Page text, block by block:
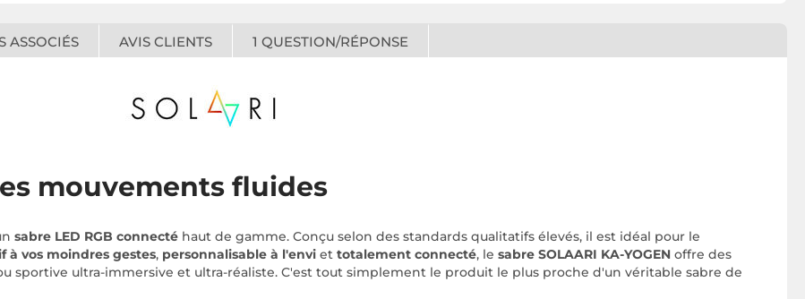
ASSOCIÉS AVIS CLIENTS 1 QUESTION/RÉPONSE
mouvements fluides
sabre LED RGB connecté haut de gamme. Conçu selon des standards qualitatifs élevés, il est idéal pour le
à vos moindres gestes, personnalisable à l'envi et totalement connecté, le sabre SOLAARI KA-YOGEN offre des
sportive ultra-immersive et ultra-réaliste. C'est tout simplement le produit le plus proche d'un véritable sabre de